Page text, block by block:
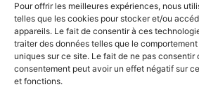
Pour offrir les meilleures expériences, nous
telles que les cookies pour stocker et/ou
appareils. Le fait de consentir à ces
traiter des données telles que le
uniques sur ce site. Le fait de ne pas consentir
consentement peut avoir un effet négatif sur
et fonctions.